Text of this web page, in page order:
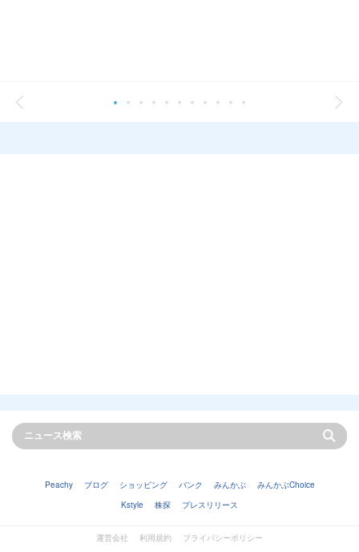
Peachy ブログ ショッピング バンク みんかぶ
みんかぶChoice
Kstyle
株探 プレスリリース
運営会社 利用規約
プライバシーポリシー